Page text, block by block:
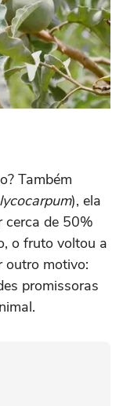
Também
), ela
cerca de 50%
o fruto voltou a
outro motivo:
promissoras